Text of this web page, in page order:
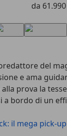
da
del
e ama
prova la
bordo di un
il mega pick-